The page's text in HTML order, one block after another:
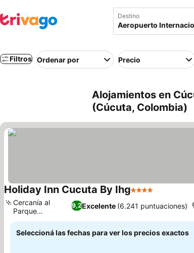
Destino
Filtros Ordenar por Precio
Alojamientos en
(Cúcuta, Colombia)
Holiday Inn Cucuta By Ihg4 Estrellas
9,2Excelente (6.241 puntuaciones)
Cercanía al
Parque
Santander
Seleccioná las fechas para ver los precios exactos